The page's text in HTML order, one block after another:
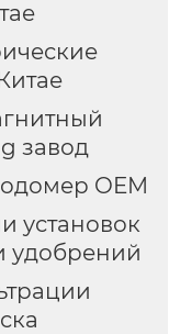
завод
OEM
установок
удобрений